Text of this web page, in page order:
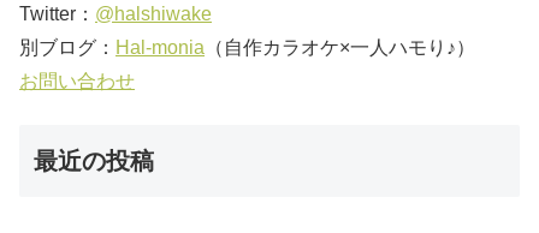
Twitter： @halshiwake
別ブログ： Hal-monia （自作カラオケ×一人ハモり♪）
お問い合わせ
最近の投稿